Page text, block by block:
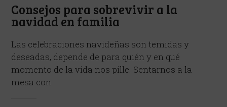
Consejos para sobrevivir a la
navidad en familia
Las celebraciones navideñas son temidas y
deseadas, depende de para quién y en qué
momento de la vida nos pille. Sentarnos a la
mesa con...